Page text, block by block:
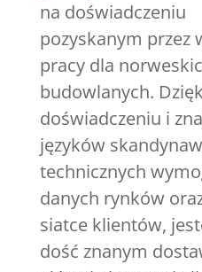
na doświadczeniu
pozyskanym przez
pracy dla
budowlanych.
doświadczeniu i
języków
technicznych
danych rynków
siatce klientów,
dość znanym